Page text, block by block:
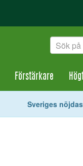
Förstärkare
Sveriges